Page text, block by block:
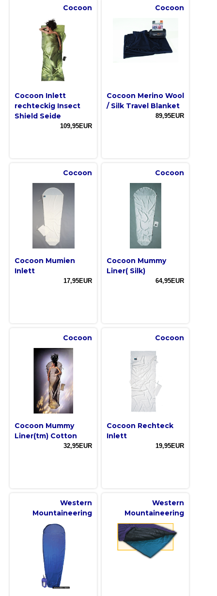
Cocoon
Cocoon Inlett
rechteckig Insect
Shield Seide
109,95EUR
Cocoon
Cocoon Merino Wool
/ Silk Travel Blanket
89,95EUR
Cocoon
Cocoon Mumien
Inlett
17,95EUR
Cocoon
Cocoon Mummy
Liner( Silk)
64,95EUR
Cocoon
Cocoon Mummy
Liner(tm) Cotton
32,95EUR
Cocoon
Cocoon Rechteck
Inlett
19,95EUR
Western
Mountaineering
Western
Mountaineering